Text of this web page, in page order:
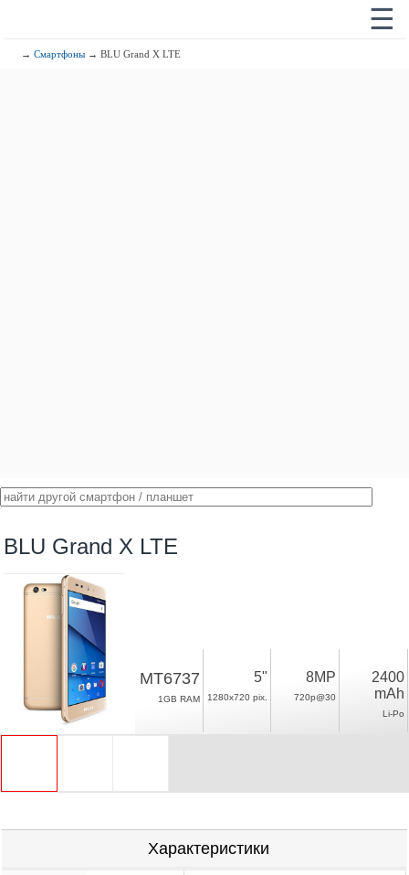
☰
→Смартфоны → BLU Grand X LTE
BLU Grand X LTE
MT6737
1GB RAM
5"
1280x720 pix.
8MP
720p@30
2400
mAh
Li-Po
Характеристики